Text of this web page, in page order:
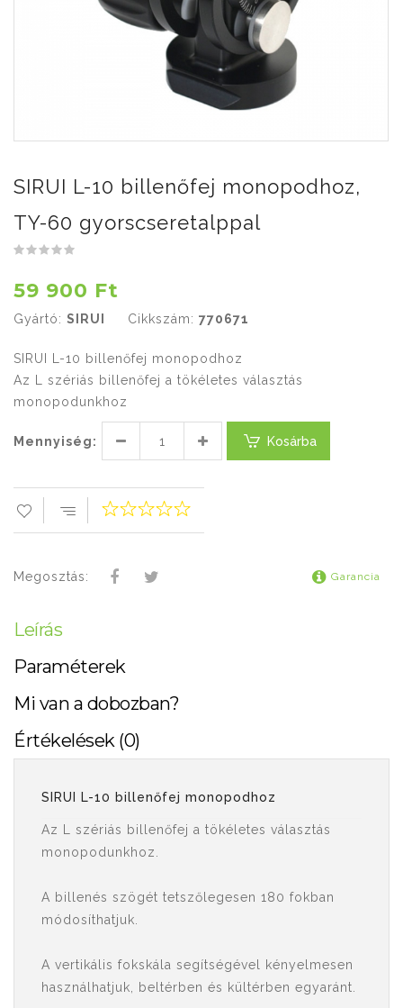
SIRUI L-10 billenőfej monopodhoz,
TY-60 gyorscseretalppal
59 900 Ft
Gyártó: SIRUI Cikkszám: 770671
SIRUI L-10 billenőfej monopodhoz
Az L szériás billenőfej a tökéletes választás
monopodunkhoz
Mennyiség: Kosárba
Megosztás: Garancia
Leírás
Paraméterek
Mi van a dobozban?
Értékelések (0)
SIRUI L-10 billenőfej monopodhoz
Az L szériás billenőfej a tökéletes választás
monopodunkhoz.
A billenés szögét tetszőlegesen 180 fokban
módosíthatjuk.
A vertikális fokskála segítségével kényelmesen
használhatjuk, beltérben és kültérben egyaránt.